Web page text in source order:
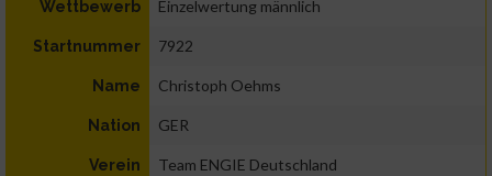
Wettbewerb Einzelwertung männlich
Startnummer 7922
Name Christoph Oehms
Nation GER
Verein Team ENGIE Deutschland